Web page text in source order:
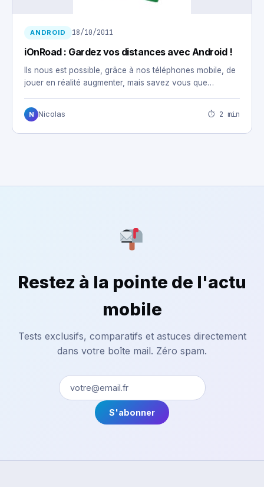
ANDROID 18/10/2011
iOnRoad : Gardez vos distances avec Android !
Ils nous est possible, grâce à nos téléphones mobile, de
jouer en réalité augmenter, mais savez vous que…
N Nicolas ⏱ 2 min
Restez à la pointe de l'actu
mobile
Tests exclusifs, comparatifs et astuces directement
dans votre boîte mail. Zéro spam.
S'abonner